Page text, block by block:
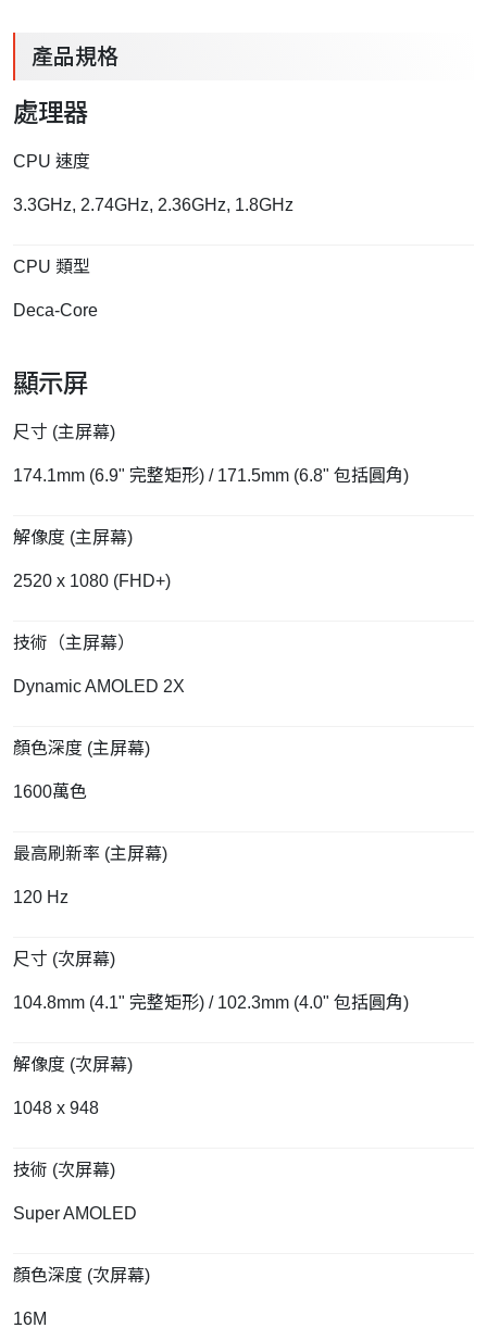
產品規格
處理器
CPU 速度
3.3GHz, 2.74GHz, 2.36GHz, 1.8GHz
CPU 類型
Deca-Core
顯示屏
尺寸 (主屏幕)
174.1mm (6.9" 完整矩形) / 171.5mm (6.8" 包括圓角)
解像度 (主屏幕)
2520 x 1080 (FHD+)
技術（主屏幕）
Dynamic AMOLED 2X
顏色深度 (主屏幕)
1600萬色
最高刷新率 (主屏幕)
120 Hz
尺寸 (次屏幕)
104.8mm (4.1" 完整矩形) / 102.3mm (4.0" 包括圓角)
解像度 (次屏幕)
1048 x 948
技術 (次屏幕)
Super AMOLED
顏色深度 (次屏幕)
16M